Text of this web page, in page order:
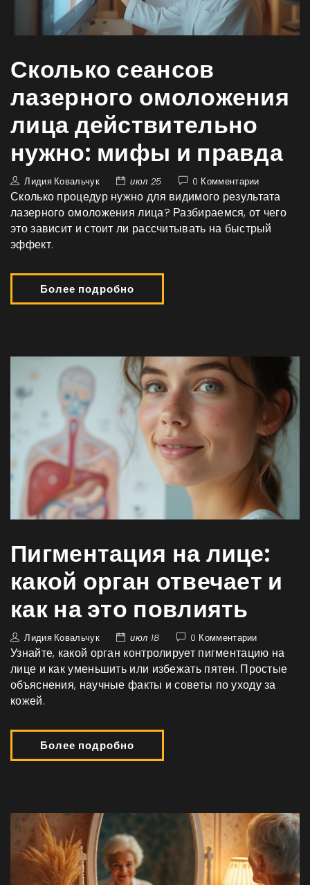
Сколько сеансов
лазерного омоложения
лица действительно
нужно: мифы и правда
Лидия Ковальчук июл 25 0 Комментарии
Сколько процедур нужно для видимого результата
лазерного омоложения лица? Разбираемся, от чего
это зависит и стоит ли рассчитывать на быстрый
эффект.
Более подробно
Пигментация на лице:
какой орган отвечает и
как на это повлиять
Лидия Ковальчук июл 18 0 Комментарии
Узнайте, какой орган контролирует пигментацию на
лице и как уменьшить или избежать пятен. Простые
объяснения, научные факты и советы по уходу за
кожей.
Более подробно